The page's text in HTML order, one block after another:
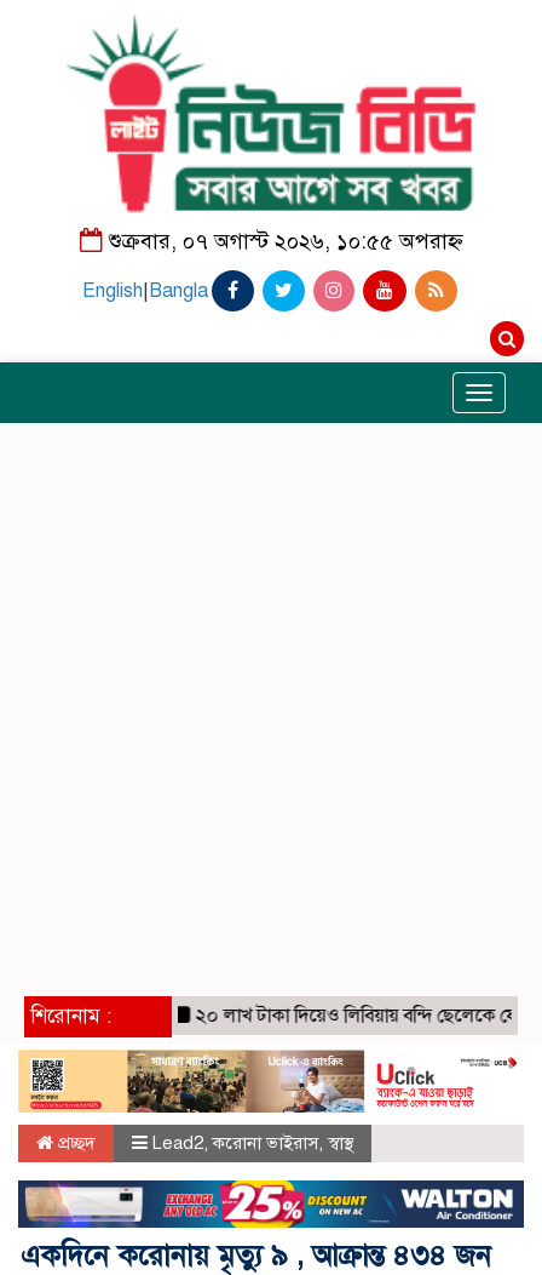
শুক্রবার, ০৭ অগাস্ট ২০২৬, ১০:৫৫ অপরাহ্ন
English Bangla
Toggle
শিরোনাম : ২০ লাখ টাকা দিয়েও লিবিয়ায় বন্দি ছেলেকে ফেরাতে
প্রচ্ছদ Lead2,করোনা ভাইরাস,স্বাস্থ
একদিনে করোনায় মৃত্যু ৯ , আক্রান্ত ৪৩৪ জন